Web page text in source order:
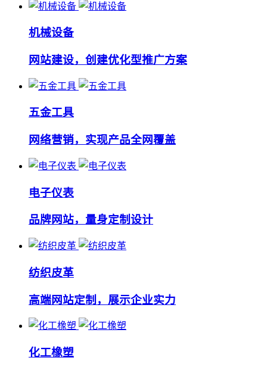
机械设备
网站建设，创建优化型推广方案
五金工具
网络营销，实现产品全网覆盖
电子仪表
品牌网站，量身定制设计
纺织皮革
高端网站定制，展示企业实力
化工橡塑